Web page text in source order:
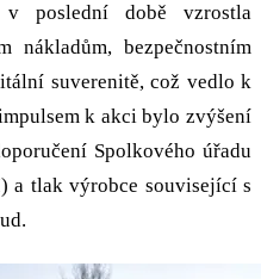
poslední době vzrostla
nákladům, bezpečnostním
suverenitě, což vedlo k
k akci bylo zvýšení
Spolkového úřadu
a tlak výrobce související s